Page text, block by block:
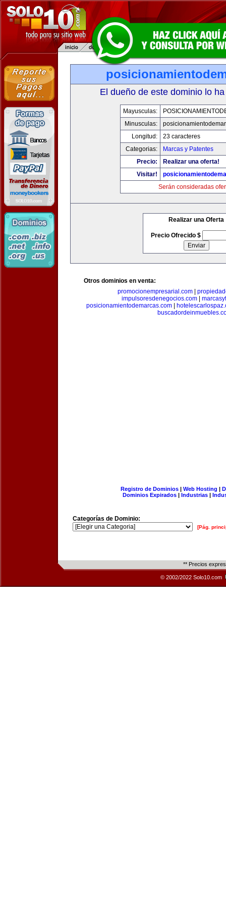
El dueño de este dominio lo
Mayusculas:
Minusculas:
Longitud:
23 caracteres
Categorias:
Marcas y Patentes
Precio:
Realizar una oferta!
Visitar!
Serán consideradas
Realizar una Oferta
Precio Ofrecido $
Otros dominios en venta:
promocionempresarial.com|
impulsoresdenegocios.com|
posicionamientodemarcas.com|
Registro de Dominios| Web Hosting |
Dominios Expirados | Industrias |
Categorías de Dominio:
[Pág.
** Precios
© 2002/2022 Solo10.com